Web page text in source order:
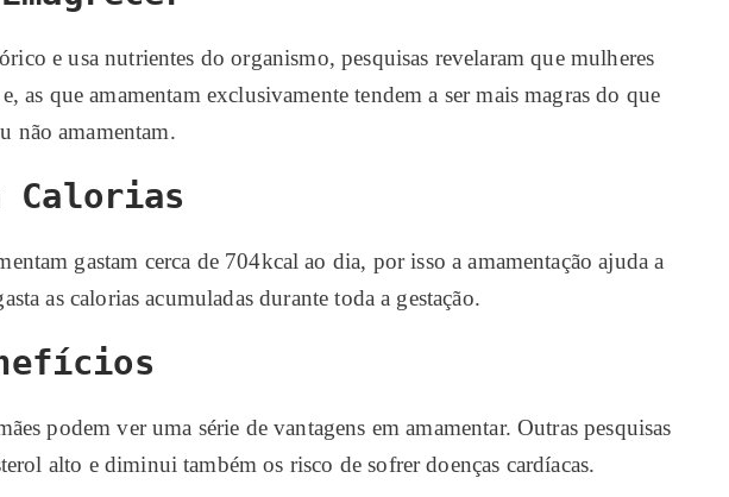
e usa nutrientes do organismo, pesquisas revelaram que mulheres
as que amamentam exclusivamente tendem a ser mais magras do que
não amamentam.
Calorias
gastam cerca de 704kcal ao dia, por isso a amamentação ajuda a
as calorias acumuladas durante toda a gestação.
podem ver uma série de vantagens em amamentar. Outras pesquisas
alto e diminui também os risco de sofrer doenças cardíacas.